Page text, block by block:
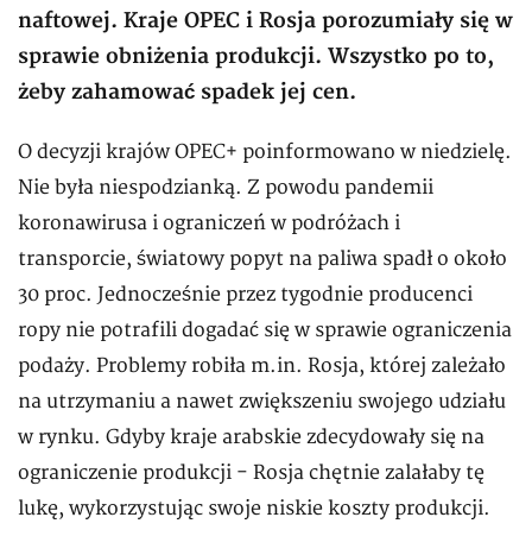
naftowej. Kraje OPEC i Rosja porozumiały się w
sprawie obniżenia produkcji. Wszystko po to,
żeby zahamować spadek jej cen.
O decyzji krajów OPEC+ poinformowano w niedzielę.
Nie była niespodzianką. Z powodu pandemii
koronawirusa i ograniczeń w podróżach i
transporcie, światowy popyt na paliwa spadł o około
30 proc. Jednocześnie przez tygodnie producenci
ropy nie potrafili dogadać się w sprawie ograniczenia
podaży. Problemy robiła m.in. Rosja, której zależało
na utrzymaniu a nawet zwiększeniu swojego udziału
w rynku. Gdyby kraje arabskie zdecydowały się na
ograniczenie produkcji - Rosja chętnie zalałaby tę
lukę, wykorzystując swoje niskie koszty produkcji.